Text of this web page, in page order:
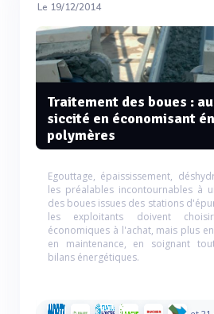
Le 19/12/2014
Traitement des boues :
siccité en économisant
polymères
Egouttage, épaississement,
les préalables incontournables à
des boues issues des stations
les exploitants doivent
économiques à l'achat, mais plus
en maintenance, en soignant
bilans énergétiques.